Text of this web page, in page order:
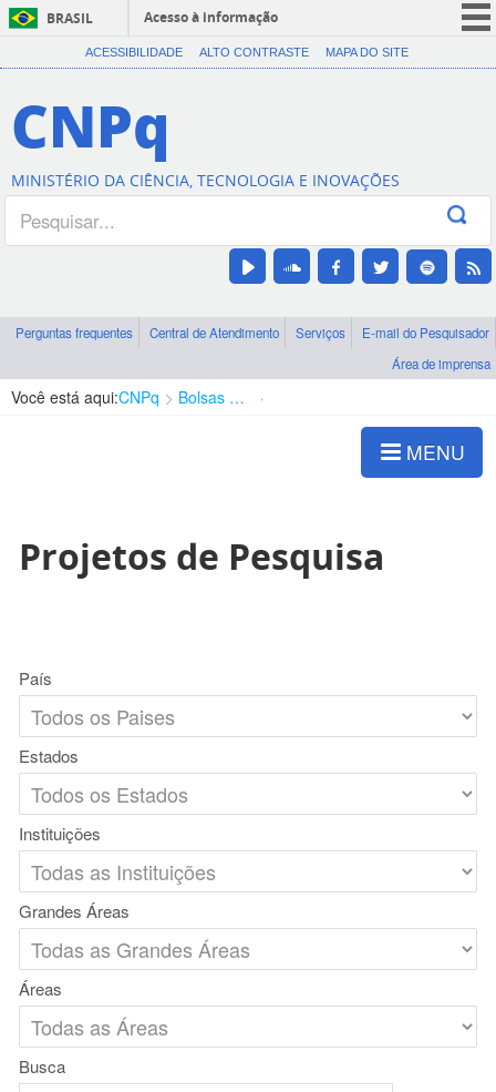
BRASIL
Acesso à informação
CORONAVÍRUS (COVID-19)
Canais
ACESSIBILIDADE ALTO CONTRASTE MAPA DO SITE
CNPq
MINISTÉRIO DA CIÊNCIA, TECNOLOGIA E INOVAÇÕES
Perguntas frequentes Central de Atendimento Serviços
E-mail do Pesquisador
Área de imprensa
Você está aqui:CNPq Bolsas e Auxílios Vigentes
MENU
Projetos de Pesquisa
País
Estados
Instituições
Grandes Áreas
Áreas
Busca